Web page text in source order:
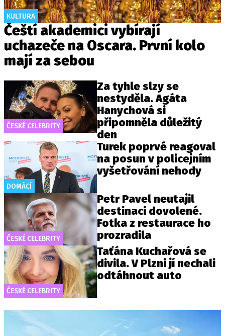
KULTURA
Čeští akademici vybírají
uchazeče na Oscara. První kolo
mají za sebou
ČESKÉ CELEBRITY
Za tyhle slzy se
nestyděla. Agáta
Hanychová si
připomněla důležitý
den
DOMÁCÍ
Turek poprvé reagoval
na posun v policejním
vyšetřování nehody
ČESKÉ CELEBRITY
Petr Pavel neutajil
destinaci dovolené.
Fotka z restaurace ho
prozradila
ČESKÉ CELEBRITY
Taťána Kuchařová se
divila. V Plzni jí nechali
odtáhnout auto